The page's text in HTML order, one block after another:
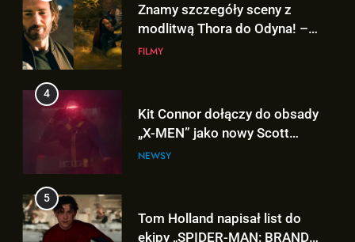
Tom Holland napisał list do
ekipy „SPIDER-MAN: BRAND
FILMY
6
TA figurka LEGO
Niesamowitego Spider-Mana
GADŻETY
7
Znamy szczegóły roli
Deadpoola Ryan Reynoldsa w
Kit Connor dołączy do obsady
„X-MEN” jako nowy Scott
Summers!
5
Tom Holland napisał list do
ekipy „SPIDER-MAN: BRAND
NEW DAY” i… potwierdził swój
6
TA figurka LEGO